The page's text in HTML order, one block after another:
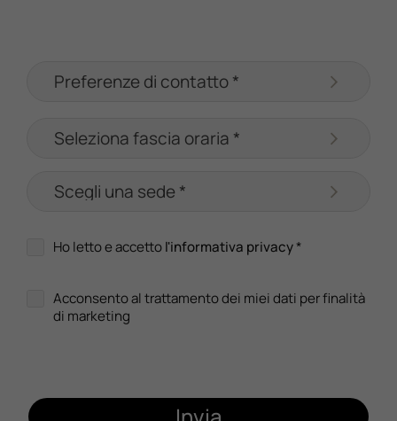
Ho letto e accettol'informativa privacy*
Acconsento al trattamento dei miei dati per finalità
di marketing